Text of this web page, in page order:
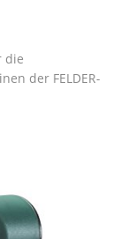
die
der FELDER-